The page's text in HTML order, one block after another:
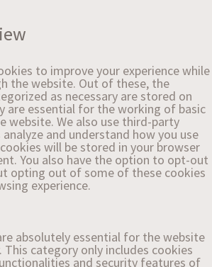
to improve your experience while
the website. Out of these, the
as necessary are stored on
are essential for the working of basic
website. We also use third-party
and understand how you use
will be stored in your browser
You also have the option to opt-out
opting out of some of these cookies
experience.
absolutely essential for the website
category only includes cookies
and security features of